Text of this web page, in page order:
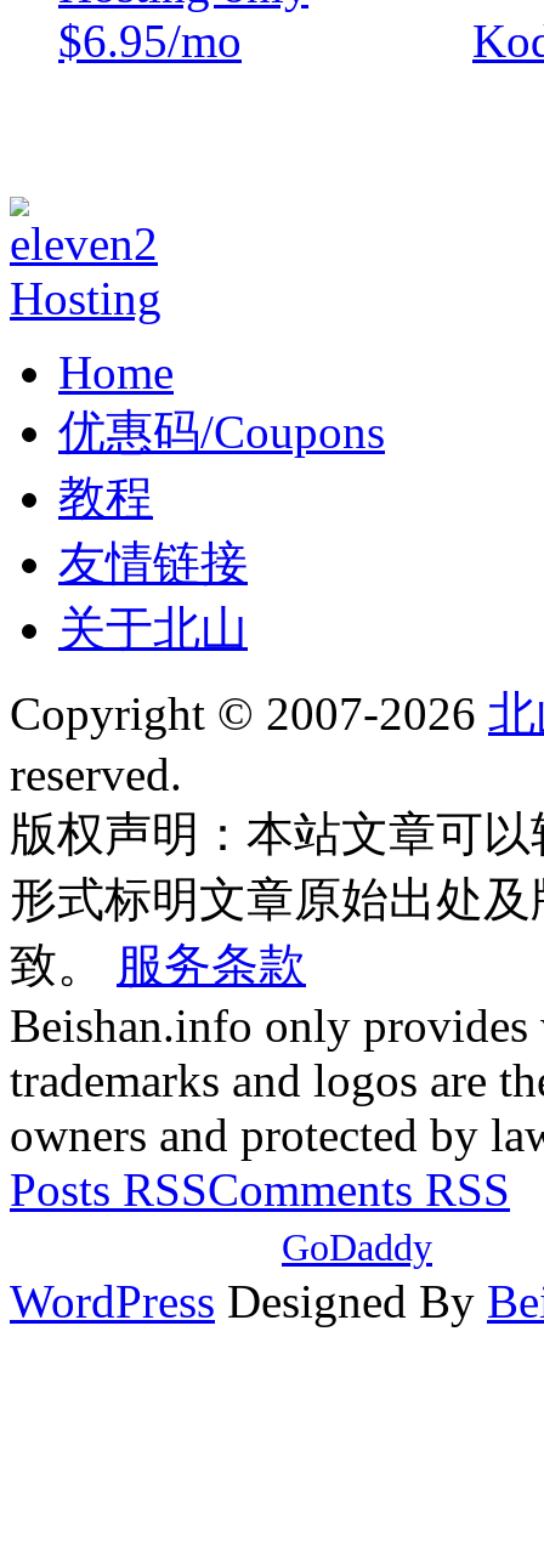
Home
优惠码/Coupons
教程
友情链接
关于北山
Copyright © 2007-2026
reserved.
版权声明：本站文章可
形式标明文章原始出处
致。 服务条款
Beishan.info only provides
trademarks and logos are
owners and protected by
Posts RSSComments RSS
GoDaddy
WordPress Designed By